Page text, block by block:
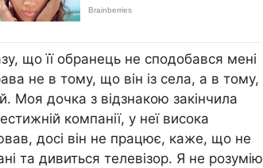
що її обранець не сподобався мені
не в тому, що він із села, а в тому,
Моя дочка з відзнакою закінчила
компанії, у неї висока
досі він не працює, каже, що не
та дивиться телевізор. Я не розумію